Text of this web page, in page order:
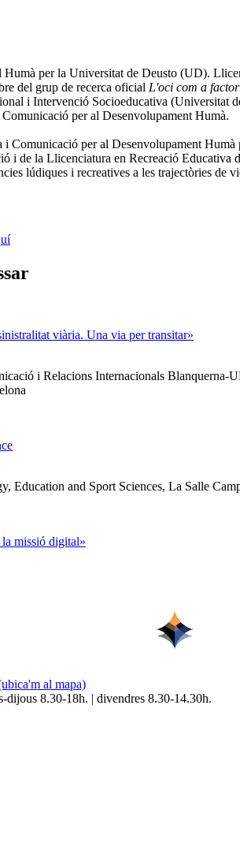
per la Universitat de Deusto (UD).
del grup de recerca oficial L'oci com a
i Intervenció Socioeducativa (Universitat
per al Desenvolupament Humà.
Comunicació per al Desenvolupament
i de la Llicenciatura en Recreació
lúdiques i recreatives a les trajectòries de
viària. Una via per transitar»
i Relacions Internacionals Blanquerna-
Education and Sport Sciences, La Salle
missió digital»
al mapa)
8.30-18h. | divendres 8.30-14.30h.